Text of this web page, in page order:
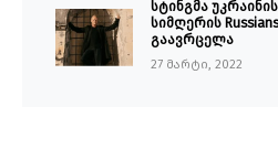
სტინგმა
სიმღერის
გაავრცელა
27 მარტი, 2022